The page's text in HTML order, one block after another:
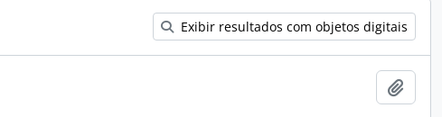
Exibir resultados com objetos digitais